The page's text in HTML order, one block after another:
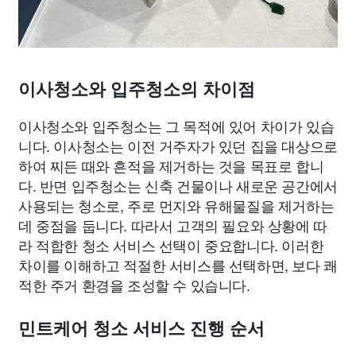
이사청소와 입주청소의 차이점
이사청소와 입주청소는 그 목적에 있어 차이가 있습
니다. 이사청소는 이전 거주자가 있던 집을 대상으로
하여 찌든 때와 흔적을 제거하는 것을 목표로 합니
다. 반면 입주청소는 신축 건물이나 새로운 공간에서
사용되는 청소로, 주로 먼지와 유해물질을 제거하는
데 중점을 둡니다. 따라서 고객의 필요와 상황에 따
라 적합한 청소 서비스 선택이 중요합니다. 이러한
차이를 이해하고 적절한 서비스를 선택하면, 보다 쾌
적한 주거 환경을 조성할 수 있습니다.
민트케어 청소 서비스 진행 순서